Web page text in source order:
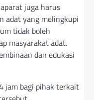
juga harus
adat yang melingkupi
tidak boleh
masyarakat adat.
dan edukasi
jam bagi pihak terkait